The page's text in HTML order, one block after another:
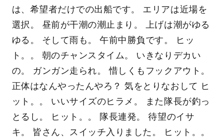
は、希望者だけでの出船です。 エリアは近場を
選択。 昼前が干潮の潮止まり。 上げは潮がゆる
ゆる。 そして雨も。 午前中勝負です。 ヒッ
ト。。 朝のチャンスタイム。 いきなりデカい
の。 ガンガン走られ。 惜しくもフックアウト。
正体はなんやったんやろ？ 気をとりなおして ヒ
ット。。 いいサイズのヒラメ。 また隊長が釣っ
とるし。 ヒット。。 隊長連発。 待望のイサ
キ。 皆さん、スイッチ入りました。 ヒット。。